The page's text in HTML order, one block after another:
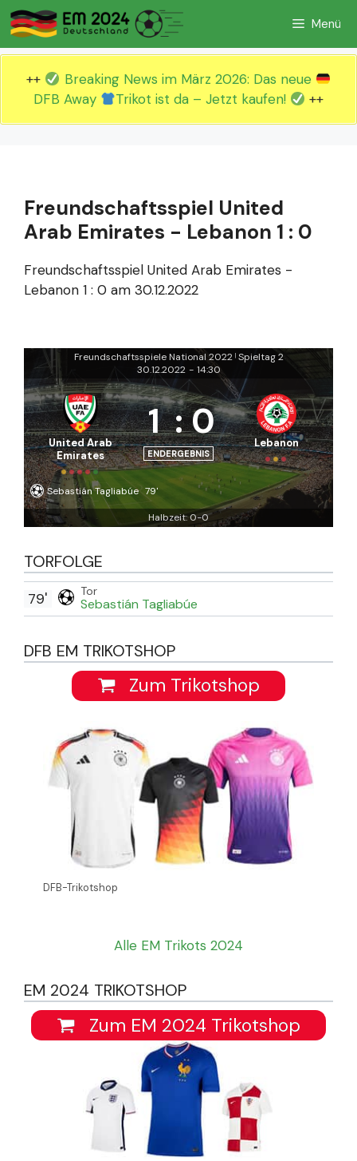
Zum
Inhalt
springen
Menü
++
Breaking News im März 2026: Das neue
DFB Away
Trikot ist da – Jetzt kaufen! ++
Freundschaftsspiel United
Arab Emirates - Lebanon 1 : 0
Freundschaftsspiel United Arab Emirates -
Lebanon 1 : 0 am 30.12.2022
Freundschaftsspiele National 2022 | Spieltag 2
30.12.2022 - 14:30
United Arab
Emirates
1 :0
ENDERGEBNIS
Lebanon
Sebastián Tagliabúe 79'
Halbzeit: 0-0
TORFOLGE
Tor
Sebastián Tagliabúe
79'
DFB EM TRIKOTSHOP
Zum Trikotshop
DFB-Trikotshop
Alle EM Trikots 2024
EM 2024 TRIKOTSHOP
Zum EM 2024 Trikotshop